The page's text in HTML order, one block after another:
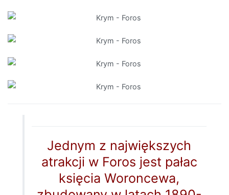
Jednym z największych
atrakcji w Foros jest pałac
księcia Woroncewa,